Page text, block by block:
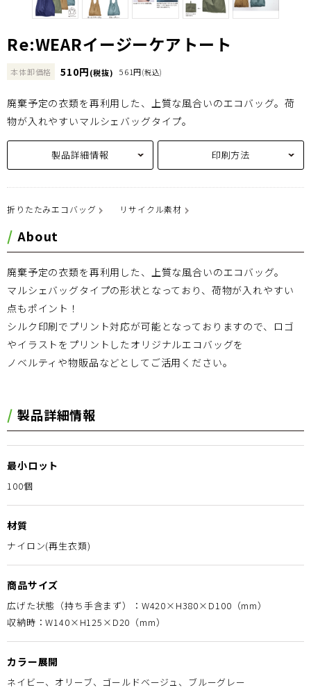
Re:WEARイージーケアトート
本体卸価格 510円(税抜) 561円(税込)
廃棄予定の衣類を再利用した、上質な風合いのエコバッグ。荷
物が入れやすいマルシェバッグタイプ。
製品詳細情報 印刷方法
折りたたみエコバッグ リサイクル素材
About
廃棄予定の衣類を再利用した、上質な風合いのエコバッグ。
マルシェバッグタイプの形状となっており、荷物が入れやすい
点もポイント！
シルク印刷でプリント対応が可能となっておりますので、ロゴ
やイラストをプリントしたオリジナルエコバッグを
ノベルティや物販品などとしてご活用ください。
製品詳細情報
最小ロット
100個
材質
ナイロン(再生衣類)
商品サイズ
広げた状態（持ち手含まず）：W420×H380×D100（mm）
収納時：W140×H125×D20（mm）
カラー展開
ネイビー、オリーブ、ゴールドベージュ、ブルーグレー